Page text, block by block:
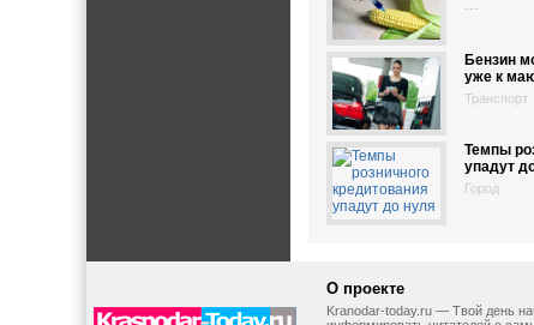
---
Бензин
уже к
Транспорт
Темпы
упадут
Город
О проекте
Kranodar-today.ru — Твой день